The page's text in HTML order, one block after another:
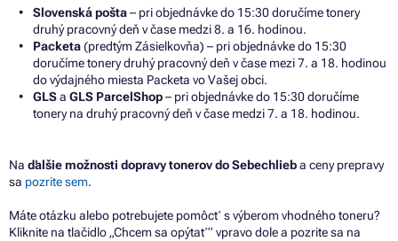
Slovenská pošta– pri objednávke do 15:30 doručíme tonery
druhý pracovný deň v čase medzi 8. a 16. hodinou.
Packeta(predtým Zásielkovňa) – pri objednávke do 15:30
doručíme tonery druhý pracovný deň v čase mezi 7. a 18. hodinou
do výdajného miesta Packeta vo Vašej obci.
GLSa GLS ParcelShop– pri objednávke do 15:30 doručíme
tonery na druhý pracovný deň v čase medzi 7. a 18. hodinou.
Na ďalšie možnosti dopravy tonerov do Sebechlieba ceny prepravy
sa pozrite sem.
Máte otázku alebo potrebujete pomôcť s výberom vhodného toneru?
Kliknite na tlačidlo „Chcem sa opýtať“ vpravo dole a pozrite sa na